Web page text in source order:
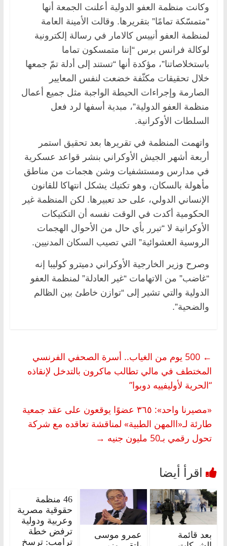
وكانت منظمة العفو الدولية أعلنت الجمعة أنها
“متمسّكة تمامًا” بتقريرها. وقالت الأمينة العامة
لمنظمة العفو أنييس كالامار في رسالة إلكترونية
لوكالة فرانس برس “إننا متمسكون تماما
باستخلاصاتنا”، مؤكدة أنها “تستند إلى أدلة تمّ جمعها
خلال تحقيقات مكثّفة خضعت لنفس المعايير
الصارمة وإجراءات الحيطة الواجبة مثل جميع أعمال
منظمة العفو الدولية”، مبدية أسفها لرد فعل
السلطات الأوكرانية.
واتهمت المنظمة في تقريرها بعد تحقيق استمر
أربعة أشهر الجيش الأوكراني بنشر قواعد عسكرية
في مدارس ومستشفيات وشن هجمات من مناطق
مأهولة بالسكان، وهو تكتيك يشكل انتهاكا للقانون
الإنساني الدولي، على حد تعبيرها. لكن المنظمة غير
الحكومية أكدت في الوقت نفسه أن التكتيكات
الأوكرانية لا “تبرر بأي حال من الأحوال الهجمات
الروسية العشوائية” التي تصيب السكان المدنيين.
وصرح وزير الخارجية الأوكراني دميترو كوليبا إنه
“غاضب” من الاتهامات “غير العادلة” لمنظمة العفو
الدولية والتي تشير إلى “توازن خاطئ بين الظالم
والضحية”.
←
500 يوم من الغياب.. أسرة الصحفي الفرنسي
المختطف في مالي تطالب ماكرون بالتدخل لإنقاذه
“الحرية لأوليفييه دوبوا”
«مصيرنا واحد»: ٣٦٥ عضوًا يوقعون على عقد جمعية
طارئة لـ«االمهن الطبية» لمناقشة تعاقده مع شركة
تحول رقمي بـ50 مليون جنيه
→
بعد قائمة
عمرو موسى
46 منظمة
حقوقية مصرية
وعربية ودولية
ترفض خطة
ترامب: ترسخ